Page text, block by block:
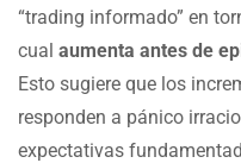
“trading informado” en
cual aumenta antes de
Esto sugiere que los
responden a pánico
expectativas